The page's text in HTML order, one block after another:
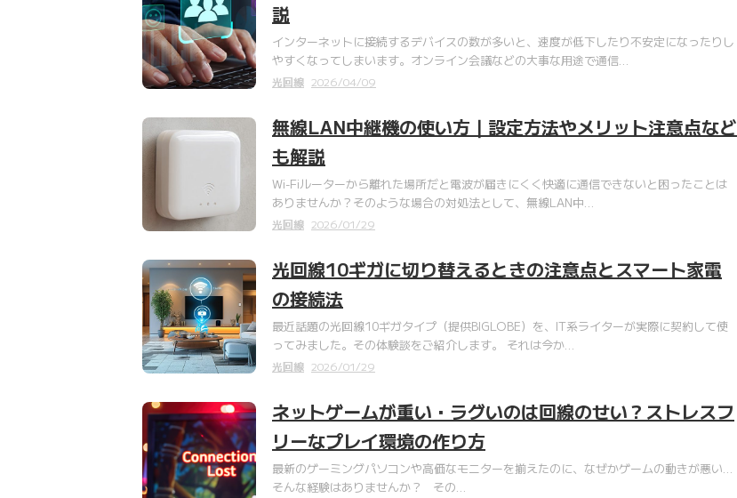
説
インターネットに接続するデバイスの数が多いと、速度が低下したり不安定になったりし
やすくなってしまいます。オンライン会議などの大事な用途で通信…
光回線 2026/04/09
無線LAN中継機の使い方｜設定方法やメリット注意点など
も解説
Wi-Fiルーターから離れた場所だと電波が届きにくく快適に通信できないと困ったことは
ありませんか？そのような場合の対処法として、無線LAN中…
光回線 2026/01/29
光回線10ギガに切り替えるときの注意点とスマート家電
の接続法
最近話題の光回線10ギガタイプ（提供BIGLOBE）を、IT系ライターが実際に契約して使
ってみました。その体験談をご紹介します。 それは今か…
光回線 2026/01/29
ネットゲームが重い・ラグいのは回線のせい？ストレスフ
リーなプレイ環境の作り方
最新のゲーミングパソコンや高価なモニターを揃えたのに、なぜかゲームの動きが悪い…
そんな経験はありませんか？ その…